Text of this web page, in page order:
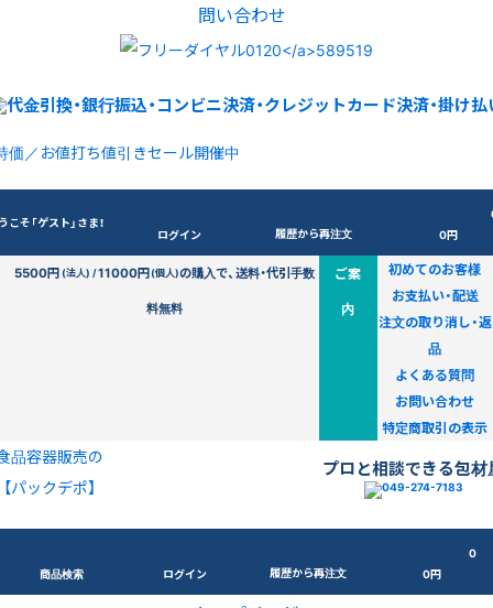
問い合わせ
価／お値打ち値引きセール開催中
こそ「ゲスト」さま！
ログイン 履歴から再注文
0円
5500円(法人) /11000円(個人)の購入で、送料・代引手数
料無料
ご案
内
初めてのお客様
お支払い・配送
注文の取り消し・返
品
よくある質問
お問い合わせ
特定商取引の表示
品容器販売の
【パックデポ】
プロと相談できる包材
商品検索 ログイン 履歴から再注文
0
0円